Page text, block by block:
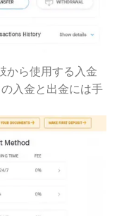
から使用する入金
入金と出金には手